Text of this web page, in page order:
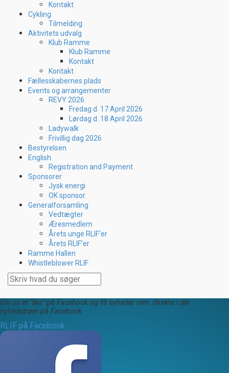
Kontakt
Cykling
Tilmelding
Aktivitets udvalg
Klub Ramme
Klub Ramme
Kontakt
Kontakt
Fællesskabernes plads
Events og arrangementer
REVY 2026
Fredag d. 17 April 2026
Lørdag d. 18 April 2026
Ladywalk
Frivillig dag 2026
Bestyrelsen
English
Registration and Payment
Sponsorer
Jysk energi
OK sponsor.
Generalforsamling
Vedtægter
Æresmedlem
Årets unge RLIF’er
Årets RLIF’er
Ramme Hallen
Whistleblower RLIF
Giv os et "like" på Facebook og få nyheder mm. direkte i din
nyhedstrøm på Facebook
RLIF på Facebook